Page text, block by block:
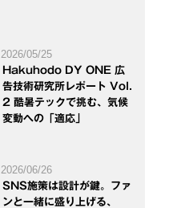
2026/05/25
Hakuhodo DY ONE 広
告技術研究所レポート Vol.
2 酷暑テックで挑む、気候
変動への「適応」
2026/06/26
SNS施策は設計が鍵。ファ
ンと一緒に盛り上げる、